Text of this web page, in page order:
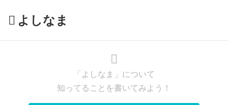
よしなま
「よしなま」について
知ってることを書いてみよう！